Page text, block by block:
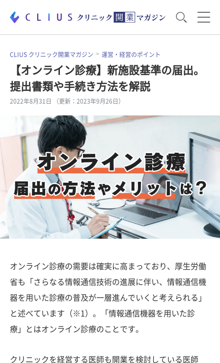
お役立ち資料 運営・経営のポイント
開業医のリアル 開業準備で大事なこと
電子カルテ・ICT 医療機器・事務機器
集患のコツ セミナー
CLIUS クリニック開業マガジン 運営・経営のポイント
【オンライン診療】新施設基準の届出。
提出書類や手続き方法を解説
2022年8月31日 （更新：2023年9月26日）
オンライン診療の需要は確実に高まっており、厚生労働
省も「さらなる情報通信技術の進展に伴い、情報通信機
器を用いた診療の普及が一層進んでいくと考えられる」
と述べています（※1）。「情報通信機器を用いた診
療」とはオンライン診療のことです。
クリニックを経営する医師も開業を検討している医師